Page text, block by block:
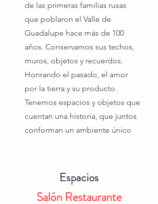
de las primeras familias rusas
que poblaron el Valle de
Guadalupe hace más de 100
años. Conservamos sus techos,
muros, objetos y recuerdos.
Honrando el pasado, el amor
por la tierra y su producto.
Tenemos espacios y objetos que
cuentan una historia, que juntos
conforman un ambiente único
Espacios
Salón Restaurante